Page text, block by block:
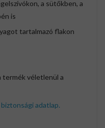
a sütőkben, a
is
tartalmazó flakon
termék véletlenül a
biztonsági adatlap.